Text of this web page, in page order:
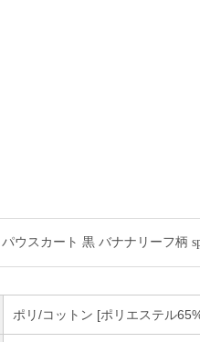
パウスカート 黒 バナナリーフ柄
ポリ/コットン [ポリエステル